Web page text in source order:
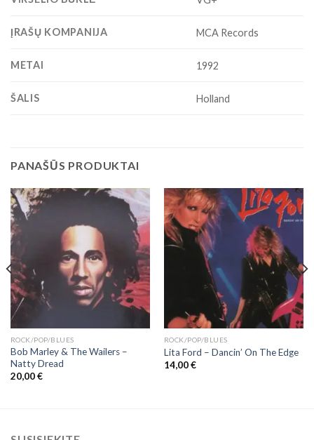
ĮRAŠŲ KOMPANIJA MCA Records
METAI 1992
ŠALIS Holland
PANAŠŪS PRODUKTAI
ROCK/POP/BLUES
Bob Marley & The Wailers ‎–
Natty Dread
20,00€
ROCK/POP/BLUES
Lita Ford – Dancin’ On The Edge
14,00€